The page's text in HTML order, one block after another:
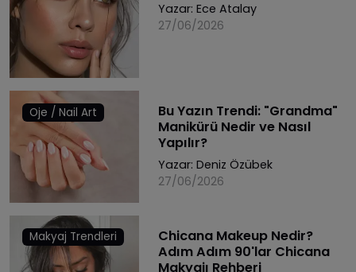
Yazar: Ece Atalay
27/06/2026
Oje / Nail Art
Bu Yazın Trendi: "Grandma"
Manikürü Nedir ve Nasıl
Yapılır?
Yazar: Deniz Özübek
27/06/2026
Makyaj Trendleri
Chicana Makeup Nedir?
Adım Adım 90'lar Chicana
Makyajı Rehberi